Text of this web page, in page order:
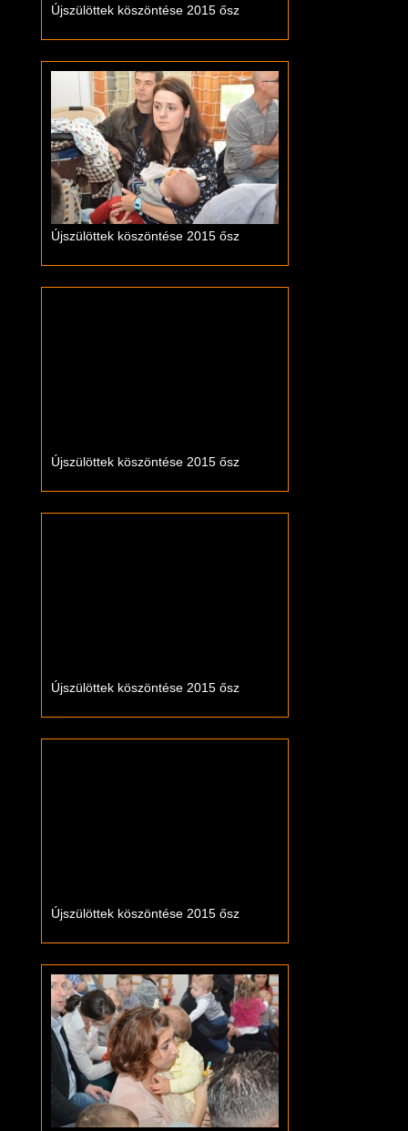
Újszülöttek köszöntése 2015 ősz
Újszülöttek köszöntése 2015 ősz
Újszülöttek köszöntése 2015 ősz
Újszülöttek köszöntése 2015 ősz
Újszülöttek köszöntése 2015 ősz